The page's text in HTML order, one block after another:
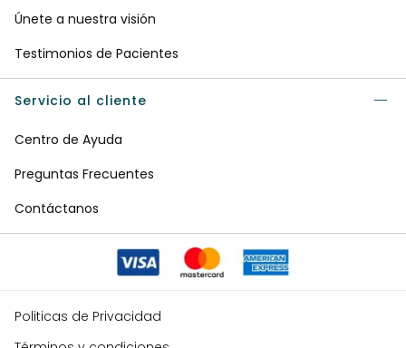
Únete a nuestra visión
Testimonios de Pacientes
Servicio al cliente
Centro de Ayuda
Preguntas Frecuentes
Contáctanos
Politicas de Privacidad